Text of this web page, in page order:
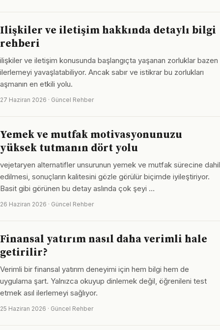
Ilişkiler ve iletişim hakkında detaylı bilgi
rehberi
ilişkiler ve iletişim konusunda başlangıçta yaşanan zorluklar bazen
ilerlemeyi yavaşlatabiliyor. Ancak sabır ve istikrar bu zorlukları
aşmanın en etkili yolu.
27 Haziran 2026 · Güncel Rehber
Yemek ve mutfak motivasyonunuzu
yüksek tutmanın dört yolu
vejetaryen alternatifler unsurunun yemek ve mutfak sürecine dahil
edilmesi, sonuçların kalitesini gözle görülür biçimde iyileştiriyor.
Basit gibi görünen bu detay aslında çok şeyi …
26 Haziran 2026 · Güncel Rehber
Finansal yatırım nasıl daha verimli hale
getirilir?
Verimli bir finansal yatırım deneyimi için hem bilgi hem de
uygulama şart. Yalnızca okuyup dinlemek değil, öğrenileni test
etmek asıl ilerlemeyi sağlıyor.
25 Haziran 2026 · Güncel Rehber